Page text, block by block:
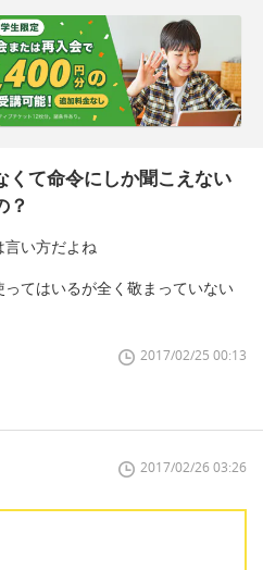
くて命令にしか聞こえない
？
言い方だよね
てはいるが全く敬まっていない
2017/02/25 00:13
2017/02/26 03:26